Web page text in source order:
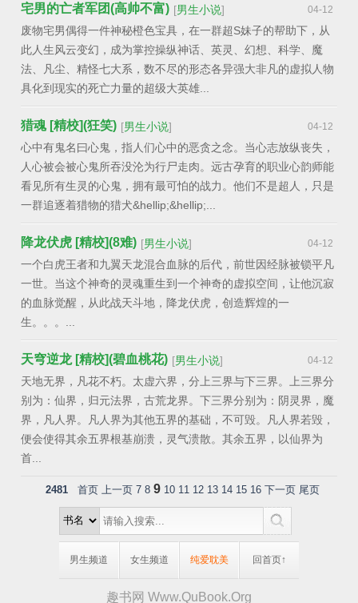
宅男的亡者军团(高帅不富) [男生小说] 04-12
废物宅男偶得一件神秘橙色宝具，在一群超S妹子的帮助下，从
此人生风云变幻，成为掌控操纵神话、英灵、幻想、科学、魔
法、凡尘、精怪七大系，数不尽的形态各异强大非凡的虚拟人物
具化到现实的死亡力量的超级大英雄...
猎魂 [精校](狂笑) [男生小说] 04-12
心中有鬼名曰心鬼，指人们心中的恶贪之念。当心志放纵丧失，
人心被会被心鬼所吞没沦为行尸走肉。远古孕育的职业心韵师能
看见所有生灵的心鬼，拥有最可怕的战力。他们不是超人，只是
一群追逐着猎物的猎犬&hellip;&hellip;...
降龙伏虎 [精校](8难) [男生小说] 04-12
一个白虎王者和九翼天龙混合血脉的后代，前世因经脉被锁平凡
一世。当这个神奇的灵魂重生到一个神奇的虚拟空间，让他沉寂
的血脉觉醒，从此战天斗地，降龙伏虎，创造辉煌的一
生。。。...
天穹逆龙 [精校](碧血桃花) [男生小说] 04-12
天地无界，凡花不朽。太虚六界，分上三界与下三界。上三界分
别为：仙界，归元法界，古荒龙界。下三界分别为：阴灵界，魔
界，凡人界。凡人界为其他五界的基础，不可毁。凡人界若毁，
便会使得其余五界根基崩溃，灵气溃散。其余五界，以仙界为
首...
2481 首页 上一页 7 8 9 10 11 12 13 14 15 16 下一页 尾页
男生频道 女生频道 纯爱耽美 回首页↑
趣书网 Www.QuBook.Org